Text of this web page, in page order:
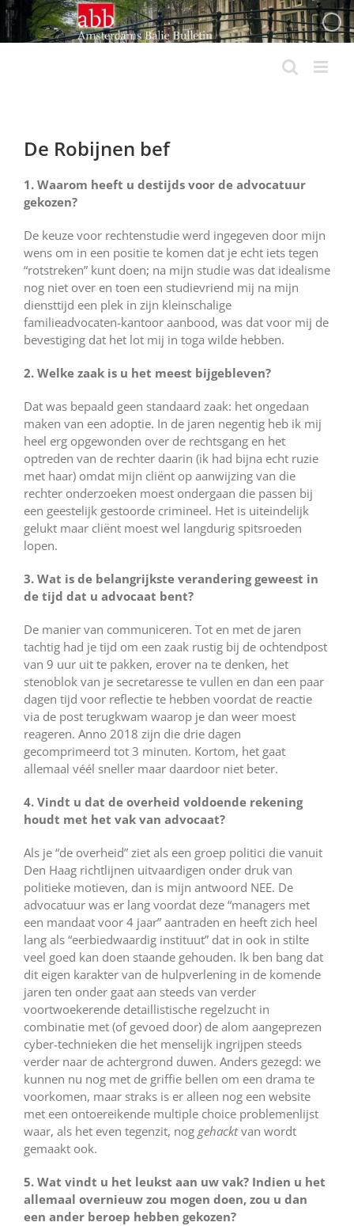
Ga
naar
inhoud
De Robijnen bef
1. Waarom heeft u destijds voor de advocatuur
gekozen?
De keuze voor rechtenstudie werd ingegeven door mijn
wens om in een positie te komen dat je echt iets tegen
“rotstreken” kunt doen; na mijn studie was dat idealisme
nog niet over en toen een studievriend mij na mijn
diensttijd een plek in zijn kleinschalige
familieadvocaten-kantoor aanbood, was dat voor mij de
bevestiging dat het lot mij in toga wilde hebben.
2. Welke zaak is u het meest bijgebleven?
Dat was bepaald geen standaard zaak: het ongedaan
maken van een adoptie. In de jaren negentig heb ik mij
heel erg opgewonden over de rechtsgang en het
optreden van de rechter daarin (ik had bijna echt ruzie
met haar) omdat mijn cliënt op aanwijzing van die
rechter onderzoeken moest ondergaan die passen bij
een geestelijk gestoorde crimineel. Het is uiteindelijk
gelukt maar cliënt moest wel langdurig spitsroeden
lopen.
3. Wat is de belangrijkste verandering geweest in
de tijd dat u advocaat bent?
De manier van communiceren. Tot en met de jaren
tachtig had je tijd om een zaak rustig bij de ochtendpost
van 9 uur uit te pakken, erover na te denken, het
stenoblok van je secretaresse te vullen en dan een paar
dagen tijd voor reflectie te hebben voordat de reactie
via de post terugkwam waarop je dan weer moest
reageren. Anno 2018 zijn die drie dagen
gecomprimeerd tot 3 minuten. Kortom, het gaat
allemaal véél sneller maar daardoor niet beter.
4. Vindt u dat de overheid voldoende rekening
houdt met het vak van advocaat?
Als je “de overheid” ziet als een groep politici die vanuit
Den Haag richtlijnen uitvaardigen onder druk van
politieke motieven, dan is mijn antwoord NEE. De
advocatuur was er lang voordat deze “managers met
een mandaat voor 4 jaar” aantraden en heeft zich heel
lang als “eerbiedwaardig instituut” dat in ook in stilte
veel goed kan doen staande gehouden. Ik ben bang dat
dit eigen karakter van de hulpverlening in de komende
jaren ten onder gaat aan steeds van verder
voortwoekerende detaillistische regelzucht in
combinatie met (of gevoed door) de alom aangeprezen
cyber-technieken die het menselijk ingrijpen steeds
verder naar de achtergrond duwen. Anders gezegd: we
kunnen nu nog met de griffie bellen om een drama te
voorkomen, maar straks is er alleen nog een website
met een ontoereikende multiple choice problemenlijst
waar, als het even tegenzit, nog gehacktvan wordt
gemaakt ook.
5. Wat vindt u het leukst aan uw vak? Indien u het
allemaal overnieuw zou mogen doen, zou u dan
een ander beroep hebben gekozen?